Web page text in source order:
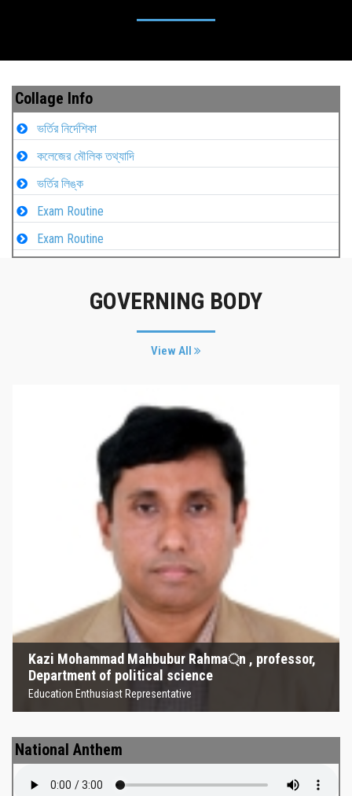
Collage Info
ভর্তির নির্দেশিকা
কলেজের মৌলিক তথ্যাদি
ভর্তির লিঙ্ক
Exam Routine
Exam Routine
GOVERNING BODY
View All
Kazi Mohammad Mahbubur Rahma্‌n , professor,
Department of political science
Education Enthusiast Representative
Kazi Mohammad Mahbubur
Rahma্‌n , professor, Department
of political science
Education Enthusiast Representative
National Anthem